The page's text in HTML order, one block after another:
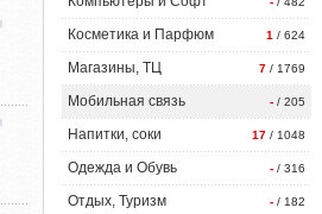
1 / 624
Косметика и Парфюм
7 / 1769
Магазины, ТЦ
- / 205
Мобильная связь
17 / 1048
Напитки, соки
- / 316
Одежда и Обувь
- / 182
Отдых, Туризм